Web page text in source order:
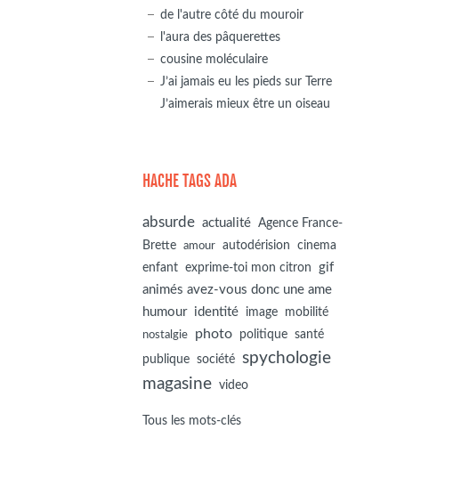
de l'autre côté du mouroir
l'aura des pâquerettes
cousine moléculaire
J’ai jamais eu les pieds sur Terre
J’aimerais mieux être un oiseau
HACHE TAGS ADA
absurde actualité Agence France-
Brette
amour autodérision
cinema
enfant exprime-toi mon citron
gif
animés avez-vous donc une ame
humour identité image mobilité
nostalgie photo politique santé
publique société spychologie
magasine video
Tous les mots-clés